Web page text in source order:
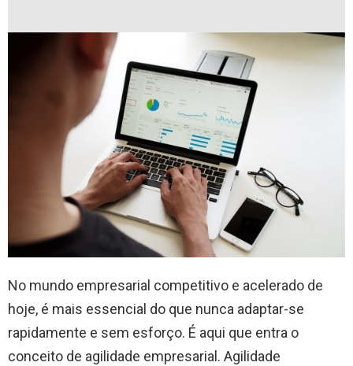
No mundo empresarial competitivo e acelerado de
hoje, é mais essencial do que nunca adaptar-se
rapidamente e sem esforço. É aqui que entra o
conceito de agilidade empresarial. Agilidade